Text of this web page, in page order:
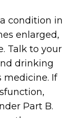
condition in
enlarged,
Talk to your
drinking
If
Part B.